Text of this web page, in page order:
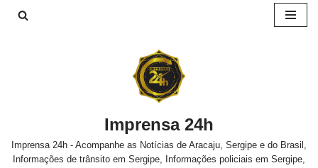
Imprensa 24h
Imprensa 24h - Acompanhe as Notícias de Aracaju, Sergipe e do Brasil,
Informações de trânsito em Sergipe, Informações policiais em Sergipe,